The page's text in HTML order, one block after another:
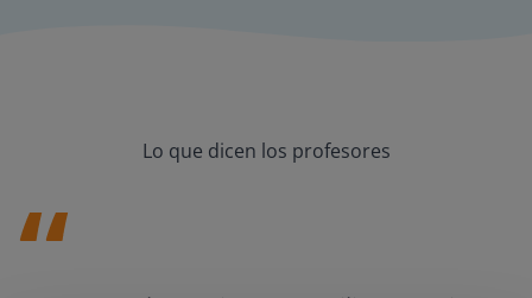
Lo que dicen los profesores